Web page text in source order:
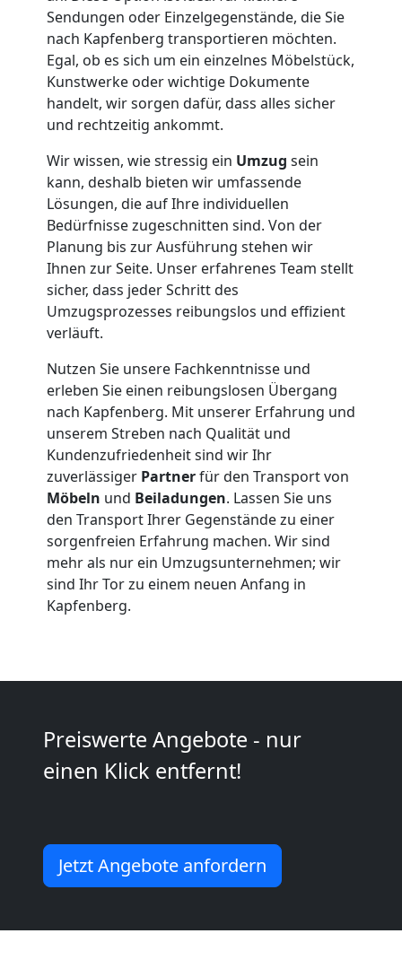
Sendungen oder Einzelgegenstände, die Sie
nach Kapfenberg transportieren möchten.
Egal, ob es sich um ein einzelnes Möbelstück,
Kunstwerke oder wichtige Dokumente
handelt, wir sorgen dafür, dass alles sicher
und rechtzeitig ankommt.
Wir wissen, wie stressig ein Umzug sein
kann, deshalb bieten wir umfassende
Lösungen, die auf Ihre individuellen
Bedürfnisse zugeschnitten sind. Von der
Planung bis zur Ausführung stehen wir
Ihnen zur Seite. Unser erfahrenes Team stellt
sicher, dass jeder Schritt des
Umzugsprozesses reibungslos und effizient
verläuft.
Nutzen Sie unsere Fachkenntnisse und
erleben Sie einen reibungslosen Übergang
nach Kapfenberg. Mit unserer Erfahrung und
unserem Streben nach Qualität und
Kundenzufriedenheit sind wir Ihr
zuverlässiger Partnerfür den Transport von
Möbeln und Beiladungen. Lassen Sie uns
den Transport Ihrer Gegenstände zu einer
sorgenfreien Erfahrung machen. Wir sind
mehr als nur ein Umzugsunternehmen; wir
sind Ihr Tor zu einem neuen Anfang in
Kapfenberg.
Preiswerte Angebote - nur
einen Klick entfernt!
Jetzt Angebote anfordern
Büroumzug
Leonding
Expressumzug
Leonding
Tragehilfe
Leonding
Kleiner
Umzug
Leonding
Küchenumzug
Leonding
Lagerung
Full-